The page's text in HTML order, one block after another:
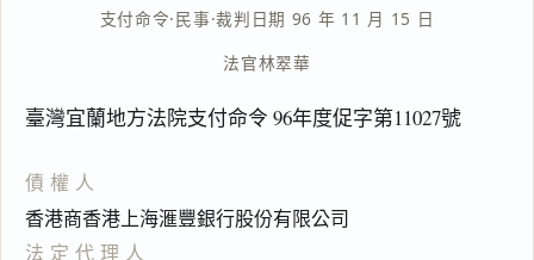
支付命令·民事·裁判日期 96 年 11 月 15 日
法官林翠華
臺灣宜蘭地方法院支付命令 96年度促字第11027號
債權人
香港商香港上海滙豐銀行股份有限公司
法定代理人